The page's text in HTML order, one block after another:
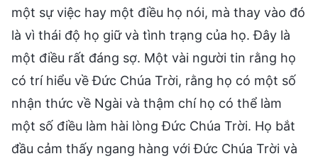
một sự việc hay một điều họ nói, mà thay vào đó
là vì thái độ họ giữ và tình trạng của họ. Đây là
một điều rất đáng sợ. Một vài người tin rằng họ
có trí hiểu về Đức Chúa Trời, rằng họ có một số
nhận thức về Ngài và thậm chí họ có thể làm
một số điều làm hài lòng Đức Chúa Trời. Họ bắt
đầu cảm thấy ngang hàng với Đức Chúa Trời và